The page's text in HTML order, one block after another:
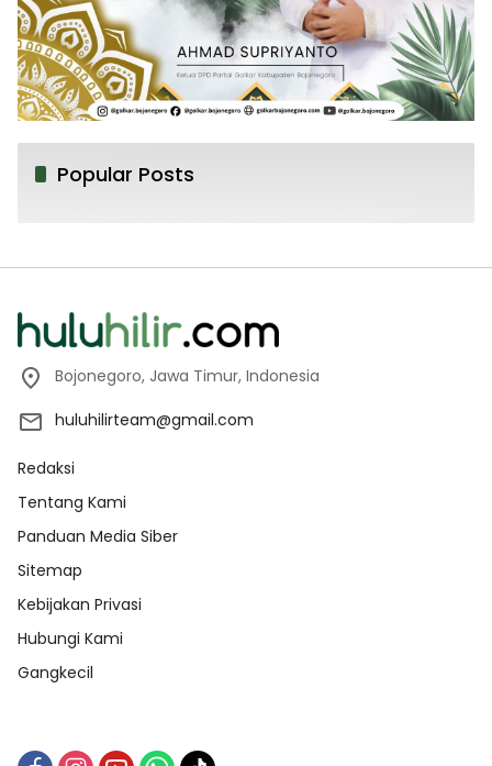
Popular Posts
Bojonegoro, Jawa Timur, Indonesia
huluhilirteam@gmail.com
Redaksi
Tentang Kami
Panduan Media Siber
Sitemap
Kebijakan Privasi
Hubungi Kami
Gangkecil